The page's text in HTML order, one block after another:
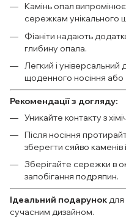
Камінь опал
сережкам унікального
Фіаніти надають
глибину опала.
Легкий і універсальний
щоденного носіння або
Рекомендації з догляду:
Уникайте контакту з
Після носіння
зберегти сяйво каменів
Зберігайте сережки в
запобігання подряпин.
Ідеальний подарунокдля
сучасним дизайном.